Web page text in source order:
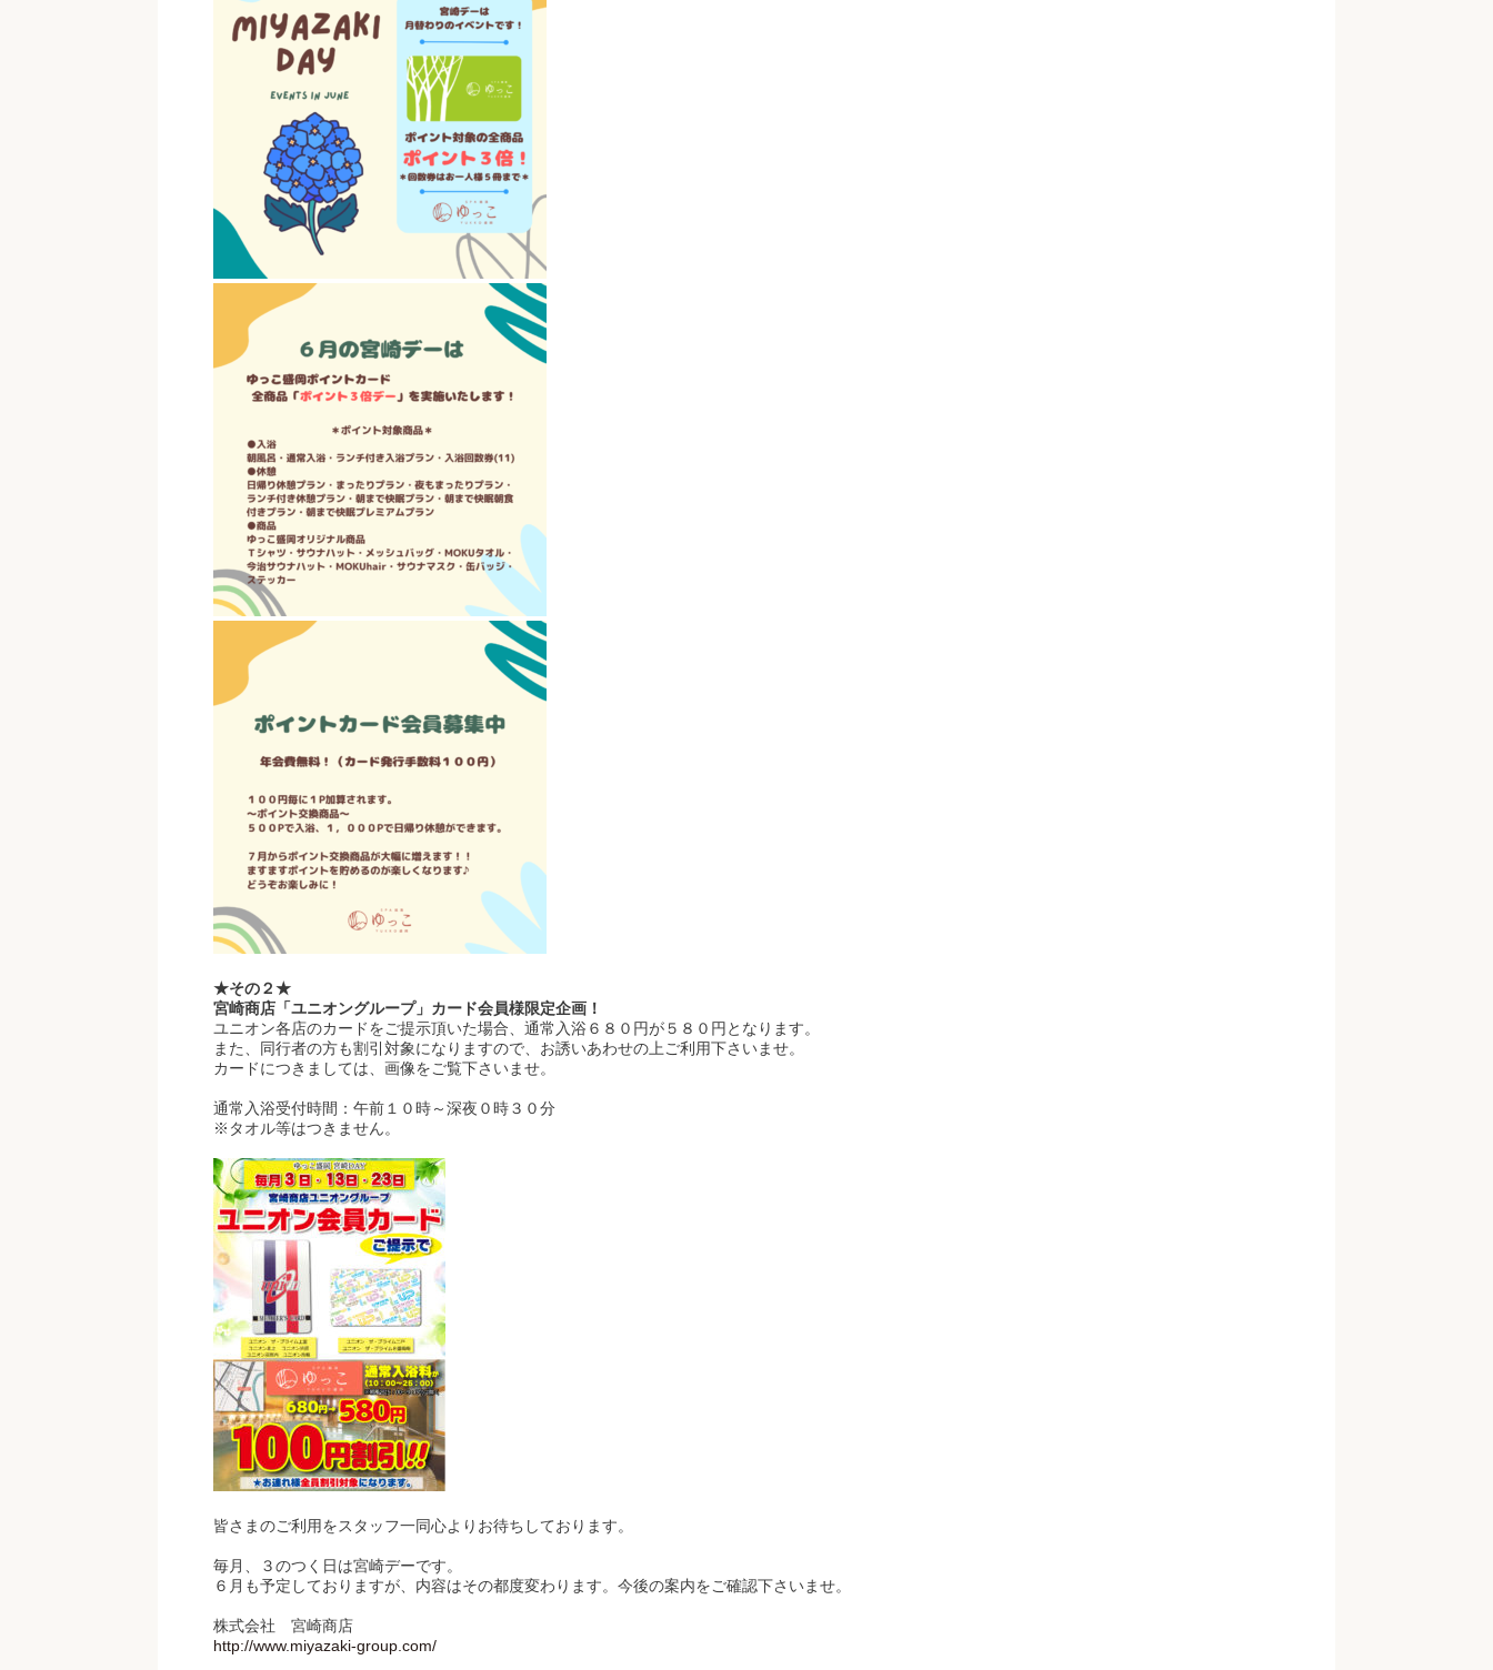
★その２★
宮崎商店「ユニオングループ」カード会員様限定企画！
ユニオン各店のカードをご提示頂いた場合、通常入浴６８０円が５８０円となります。
また、同行者の方も割引対象になりますので、お誘いあわせの上ご利用下さいませ。
カードにつきましては、画像をご覧下さいませ。
通常入浴受付時間：午前１０時～深夜０時３０分
※タオル等はつきません。
皆さまのご利用をスタッフ一同心よりお待ちしております。
毎月、３のつく日は宮崎デーです。
６月も予定しておりますが、内容はその都度変わります。今後の案内をご確認下さいませ。
株式会社 宮崎商店
http://www.miyazaki-group.com/